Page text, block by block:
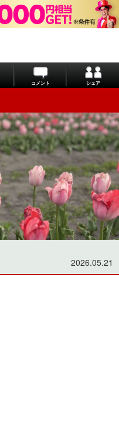
コメント シェア
2026.05.21